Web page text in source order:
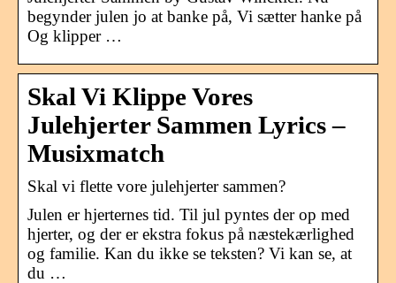
begynder julen jo at banke på, Vi sætter hanke på
Og klipper …
Skal Vi Klippe Vores
Julehjerter Sammen Lyrics –
Musixmatch
Skal vi flette vore julehjerter sammen?
Julen er hjerternes tid. Til jul pyntes der op med
hjerter, og der er ekstra fokus på næstekærlighed
og familie. Kan du ikke se teksten? Vi kan se, at
du …